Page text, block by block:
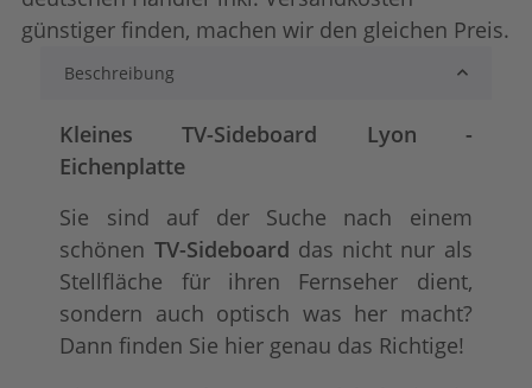
lackiert
+ 115,00 € shabby chic /
günstiger finden, machen wir den gleichen Preis.
Beschreibung
Kleines TV-Sideboard Lyon -
Eichenplatte
Sie sind auf der Suche nach einem
schönen TV-Sideboard das nicht nur als
Stellfläche für ihren Fernseher dient,
sondern auch optisch was her macht?
Dann finden Sie hier genau das Richtige!